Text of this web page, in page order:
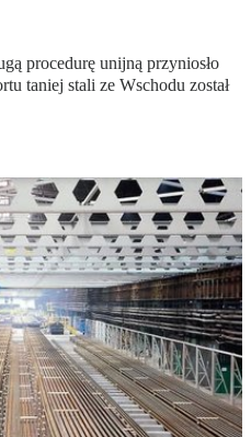
procedurę unijną przyniosło
taniej stali ze Wschodu został